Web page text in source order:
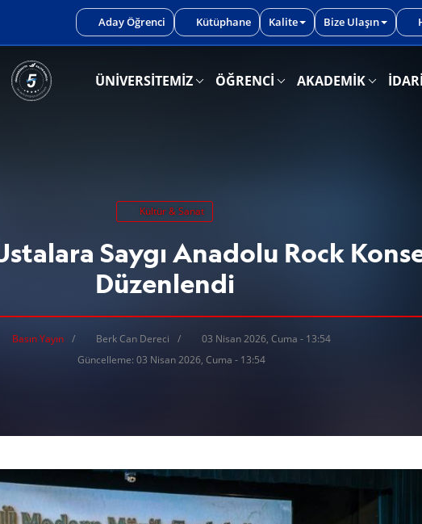
ÜNİVERSİTEMİZ ÖĞRENCİ AKADEMİK İDARİ
Aday Öğrenci Kütüphane Kalite Bize Ulaşın
Kültür & Sanat
Saygı Anadolu Rock
Düzenlendi
Basın Yayın Berk Can Dereci
03 Nisan 2026, Cuma - 13:54
Güncelleme: 03 Nisan 2026, Cuma - 13:54